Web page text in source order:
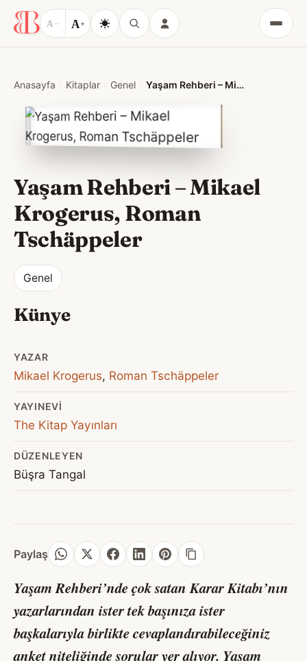
A − A+
Menü
Anasayfa Kitaplar Genel Yaşam Rehberi – Mikael Krogerus, Roman Tschäppeler
Yaşam Rehberi – Mikael
Krogerus, Roman
Tschäppeler
Genel
Künye
YAZAR
Mikael Krogerus, Roman Tschäppeler
YAYINEVI
The Kitap Yayınları
DÜZENLEYEN
Büşra Tangal
Paylaş
Yaşam Rehberi’nde çok satanKarar Kitabı’nın
yazarlarından ister tek başınıza ister
başkalarıyla birlikte cevaplandırabileceğiniz
anket niteliğinde sorular yer alıyor. Yaşam